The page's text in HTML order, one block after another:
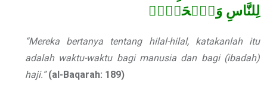
لِلنَّاسِ وَٱلۡحَجِّۗ
“Mereka bertanya tentang hilal-hilal, katakanlah itu
adalah waktu-waktu bagi manusia dan bagi (ibadah)
haji.” (al-Baqarah: 189)